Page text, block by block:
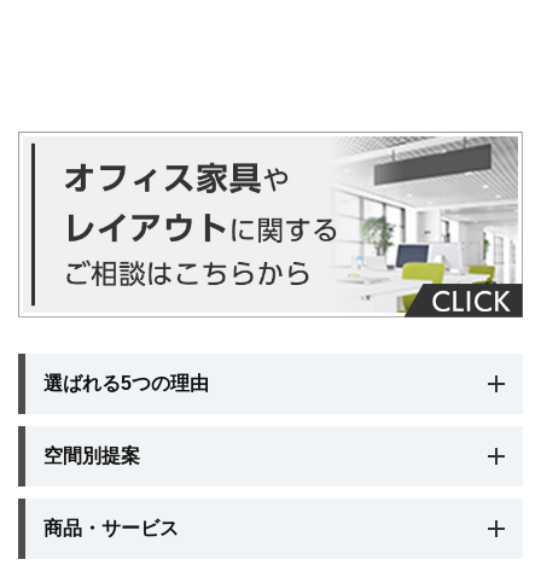
選ばれる5つの理由
空間別提案
商品・サービス